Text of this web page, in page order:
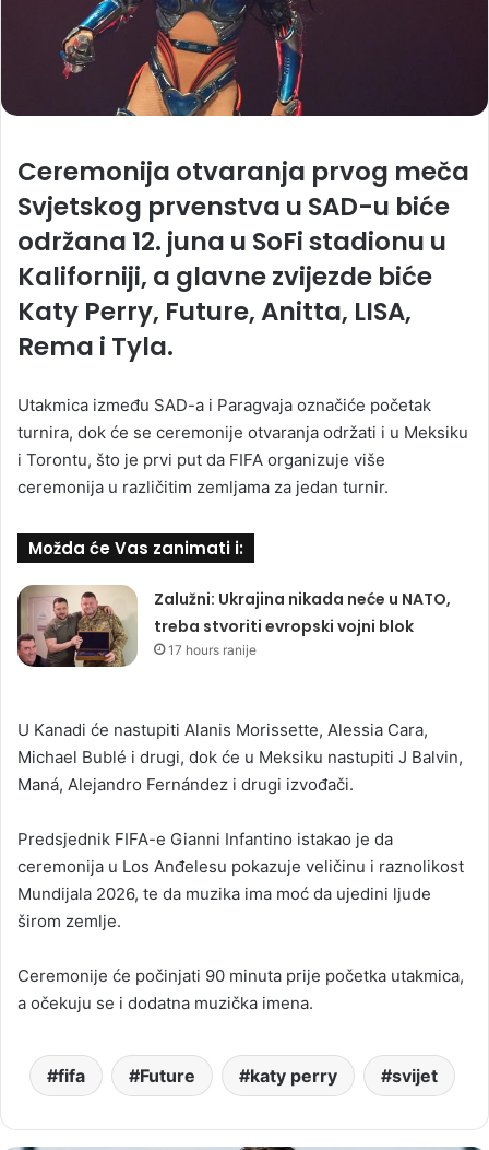
Ceremonija otvaranja prvog meča
Svjetskog prvenstva u SAD-u biće
održana 12. juna u SoFi stadionu u
Kaliforniji, a glavne zvijezde biće
Katy Perry, Future, Anitta, LISA,
Rema i Tyla.
Utakmica između SAD-a i Paragvaja označiće početak
turnira, dok će se ceremonije otvaranja održati i u Meksiku
i Torontu, što je prvi put da FIFA organizuje više
ceremonija u različitim zemljama za jedan turnir.
Možda će Vas zanimati i:
Zalužni: Ukrajina nikada neće u NATO,
treba stvoriti evropski vojni blok
17 hours ranije
U Kanadi će nastupiti Alanis Morissette, Alessia Cara,
Michael Bublé i drugi, dok će u Meksiku nastupiti J Balvin,
Maná, Alejandro Fernández i drugi izvođači.
Predsjednik FIFA-e Gianni Infantino istakao je da
ceremonija u Los Anđelesu pokazuje veličinu i raznolikost
Mundijala 2026, te da muzika ima moć da ujedini ljude
širom zemlje.
Ceremonije će počinjati 90 minuta prije početka utakmica,
a očekuju se i dodatna muzička imena.
fifa Future katy perry svijet